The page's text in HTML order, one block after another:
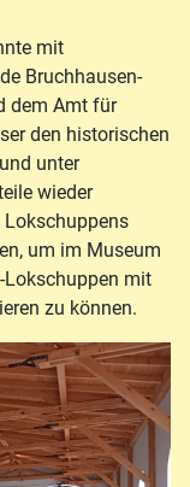
mit
Bruchhausen-
dem Amt für
den historischen
unter
wieder
um im Museum
Lokschuppen mit
zu können.